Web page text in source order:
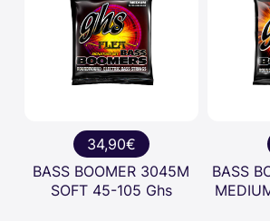
34,90€
BASS BOOMER 3045M
SOFT 45-105 Ghs
BASS